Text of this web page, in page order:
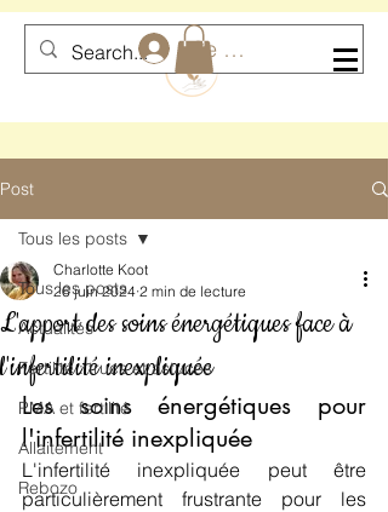
Se connecter
Post
Tous les posts
Actualités
Fertilité : trucs et astuces
PMA et fertilité
Allaitement
Rebozo
Tous les posts
L'apport des soins énergétiques face à
l'infertilité inexpliquée
Charlotte Koot
26 juin 2024 2 min de lecture
Les soins énergétiques pour
l'infertilité inexpliquée
L'infertilité inexpliquée peut être
particulièrement frustrante pour les